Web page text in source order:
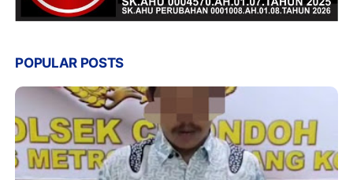
POPULAR POSTS